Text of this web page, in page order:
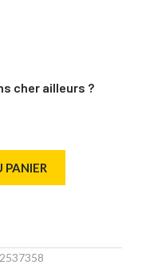
cher ailleurs ?
PANIER
2537358